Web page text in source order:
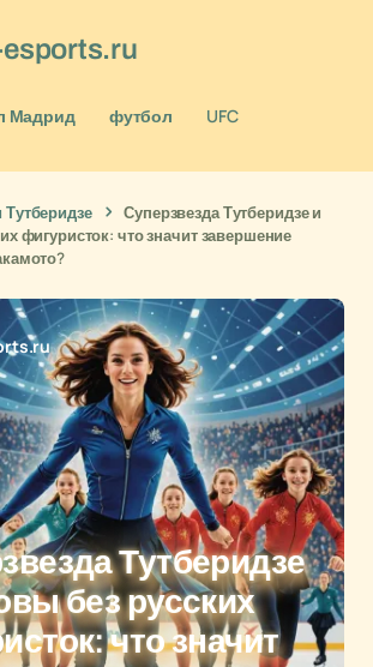
Мадрид футбол
UFC
Тутберидзе
Суперзвезда Тутберидзе и
фигуристок: что значит завершение
Тутберидзе
без русских
что значит